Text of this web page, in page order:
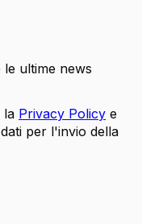
ultime news
la Privacy Policy e
per l'invio della